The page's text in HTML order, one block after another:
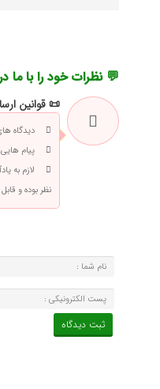
💬 نظرات خود را با ما
📜 قوانین
دیدگاه
پیام
لازم به
نظر بوده و